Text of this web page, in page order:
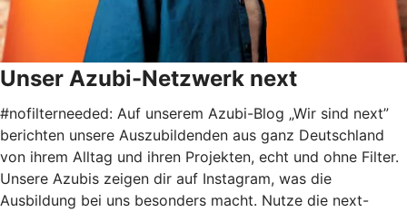
Unser Azubi-Netzwerk next
#nofilterneeded: Auf unserem Azubi-Blog „Wir sind next”
berichten unsere Auszubildenden aus ganz Deutschland
von ihrem Alltag und ihren Projekten, echt und ohne Filter.
Unsere Azubis zeigen dir auf Instagram, was die
Ausbildung bei uns besonders macht. Nutze die next-